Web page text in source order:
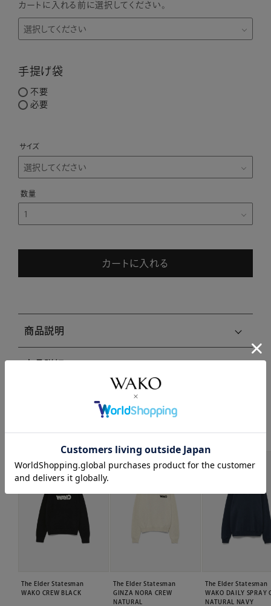
カートに入れる前に選択してください。
手提げ袋
不要
必要
サイズ
カートに入れる
商品説明
注意事項・キャンセル・返品
The Elder Statesman
WAKO CREW BLACK
The Elder Statesman
GINZA NORA CREW
NATURAL
The Elder
WAKO DAILY SPRAY
NATURAL NAVY